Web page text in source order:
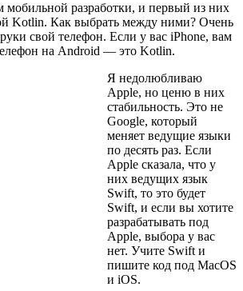
мобильной разработки, и первый из них
Kotlin. Как выбрать между ними? Очень
свой телефон. Если у вас iPhone, вам
на Android — это Kotlin.
Я недолюбливаю
Apple, но ценю в них
стабильность. Это не
Google, который
меняет ведущие языки
по десять раз. Если
Apple сказала, что у
них ведущих язык
Swift, то это будет
Swift, и если вы хотите
разрабатывать под
Apple, выбора у вас
нет. Учите Swift и
пишите код под MacOS
и iOS.